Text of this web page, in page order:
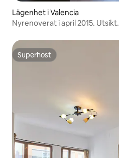
Lägenhet i Valencia
Nyrenoverat i april 2015. Utsikt.
Superhost
Superhost